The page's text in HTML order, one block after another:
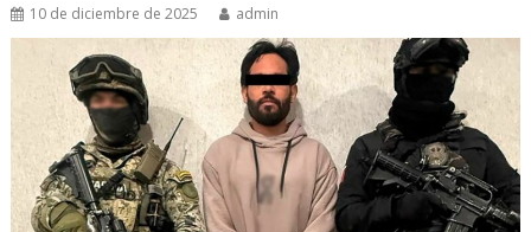
10 de diciembre de 2025 admin